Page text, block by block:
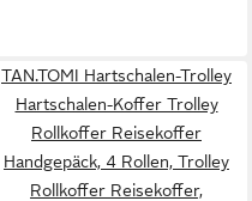
TAN.TOMI Hartschalen-Trolley
Hartschalen-Koffer Trolley
Rollkoffer Reisekoffer
Handgepäck, 4 Rollen, Trolley
Rollkoffer Reisekoffer,